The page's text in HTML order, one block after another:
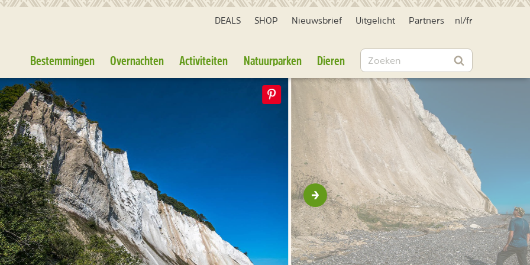
DEALS SHOP Nieuwsbrief Uitgelicht Partners nl /fr
Bestemmingen Overnachten Activiteiten Natuurparken Dieren Zoeken
Zoeken
Volgende